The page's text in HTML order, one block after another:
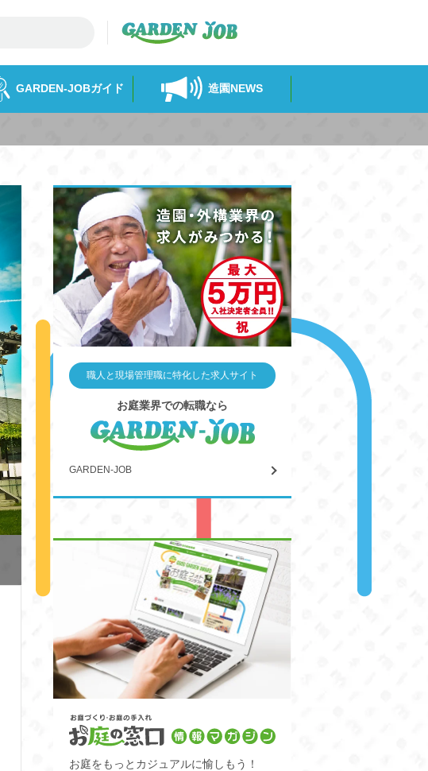
GARDEN-JOBガイド 造園NEWS
職人と現場管理職に特化した求人サイト
お庭業界での転職なら
GARDEN-JOB
お庭をもっとカジュアルに愉しもう！